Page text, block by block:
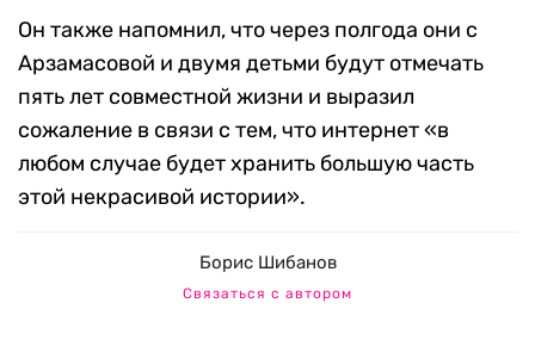
Он также напомнил, что через полгода они с
Арзамасовой и двумя детьми будут отмечать
пять лет совместной жизни и выразил
сожаление в связи с тем, что интернет «в
любом случае будет хранить большую часть
этой некрасивой истории».
Борис Шибанов
Связаться с автором